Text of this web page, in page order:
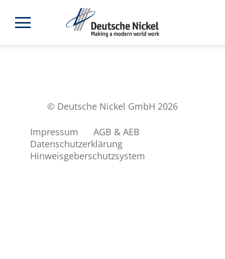
© Deutsche Nickel GmbH 2026
Impressum
AGB & AEB
Datenschutzerklärung
Hinweisgeberschutzsystem